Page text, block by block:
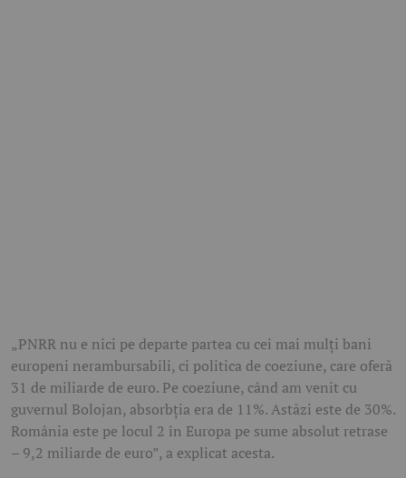
„PNRR nu e nici pe departe partea cu cei mai mulți bani
europeni nerambursabili, ci politica de coeziune, care oferă
31 de miliarde de euro. Pe coeziune, când am venit cu
guvernul Bolojan, absorbția era de 11%. Astăzi este de 30%.
România este pe locul 2 în Europa pe sume absolut retrase
– 9,2 miliarde de euro”, a explicat acesta.